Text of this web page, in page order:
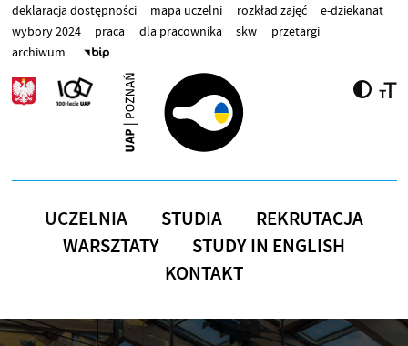
Przejdź do treści
deklaracja dostępności mapa uczelni rozkład zajęć
e-dziekanat
wybory 2024
praca dla pracownika skw
przetargi
archiwum
UCZELNIA STUDIA
REKRUTACJA
WARSZTATY
STUDY IN ENGLISH
KONTAKT